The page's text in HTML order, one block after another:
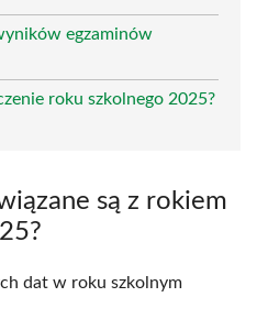
egzaminów
roku szkolnego 2025?
są z rokiem
dat w roku szkolnym